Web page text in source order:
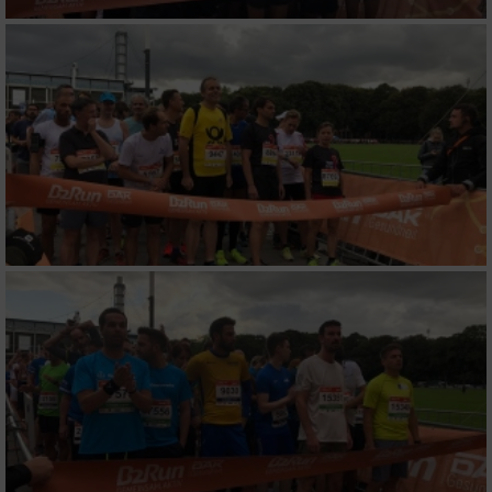
Geräte anhand von aktiv angeforderten
Informationen identifizieren
Nicht-IAB-Verarbeitungszwecke:
Notwendig
Performance
Werbung